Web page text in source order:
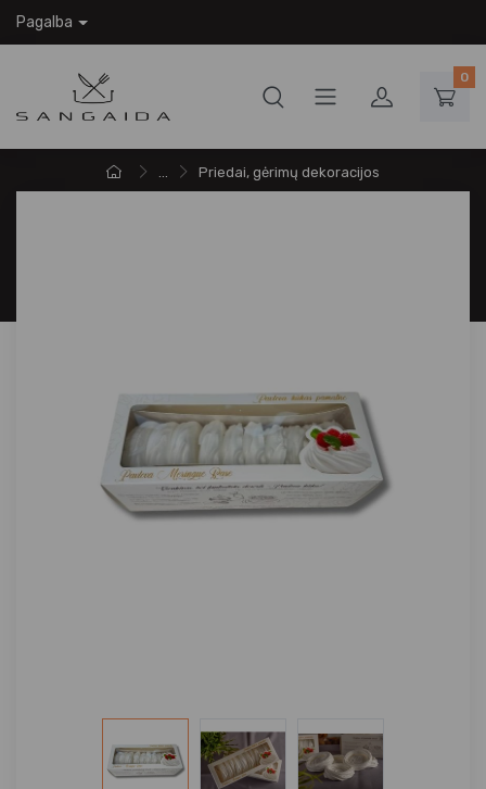
Pagalba
0
... Priedai, gėrimų dekoracijos